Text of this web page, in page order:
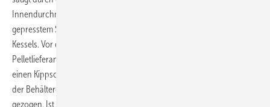
Innendurchmesser die bis zu 40 Millimeter langen Stifte aus
gepresstem Sägemehl an und schickt diese in den Vorratsbehälter des
Kessels. Vor dem Befüllen mit neuem Brennstoff muss der
Pelletlieferant dieses pneumatische Saugsystem ausschalten. Über
einen Kippschalter an der Steuerung wird der Maulwurf durch den an
der Behälterdecke eingebauten Antrieb automatisch nach oben
gezogen. Ist das Lager voll, wird der Kippschalter wieder auf „Betrieb“